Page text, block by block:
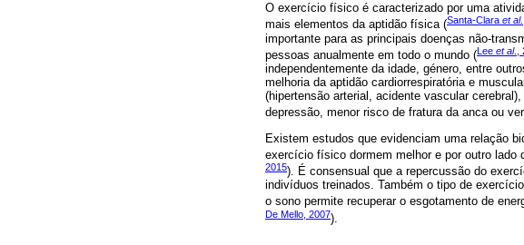
O exercício físico é caracterizado por uma
mais elementos da aptidão física (Santa-Clara et al
importante para as principais doenças não-
pessoas anualmente em todo o mundo (Lee et al.,
independentemente da idade, género, entre
melhoria da aptidão cardiorrespiratória e
(hipertensão arterial, acidente vascular cerebral),
depressão, menor risco de fratura da anca ou
Existem estudos que evidenciam uma relação
exercício físico dormem melhor e por outro
2015). É consensual que a repercussão do
indivíduos treinados. Também o tipo de
o sono permite recuperar o esgotamento de
De Mello, 2007).